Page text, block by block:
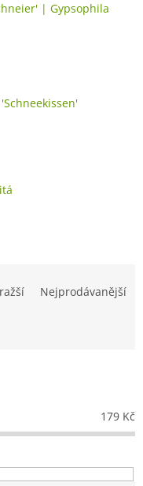
| Gypsophila
Nejprodávanější
179 Kč